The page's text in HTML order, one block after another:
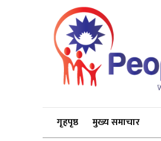
गृहपृष्ठ मुख्य समाचार